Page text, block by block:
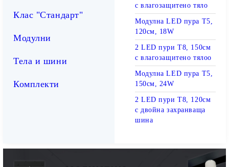
Клас "Стандарт"
Модулни
Тела и шини
Комплекти
с влагозащитено тяло
Модулна LED пура T5,
120см, 18W
2 LED пури T8, 150см
с влагозащитено тялоо
Модулна LED пура T5,
150см, 24W
2 LED пури T8, 120см
с двойна захранваща
шина